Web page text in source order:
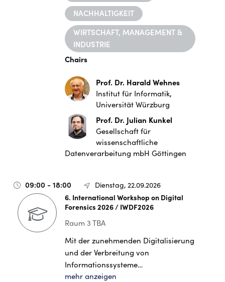
NACHHALTIGKEIT
WIRTSCHAFT, MANAGEMENT &
INDUSTRIE
Chairs
Prof. Dr. Harald Wehnes
Institut für Informatik,
Universität Würzburg
Prof. Dr. Julian Kunkel
Gesellschaft für
wissenschaftliche
Datenverarbeitung mbH Göttingen
09:00 - 18:00
Dienstag, 22.09.2026
6. International Workshop on Digital
Forensics 2026 / IWDF2026
Raum 3 TBA
Mit der zunehmenden Digitalisierung
und der Verbreitung von
Informationssysteme…
mehr anzeigen